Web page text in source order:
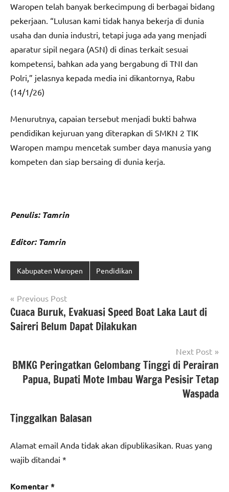
Waropen telah banyak berkecimpung di berbagai bidang
pekerjaan. “Lulusan kami tidak hanya bekerja di dunia
usaha dan dunia industri, tetapi juga ada yang menjadi
aparatur sipil negara (ASN) di dinas terkait sesuai
kompetensi, bahkan ada yang bergabung di TNI dan
Polri,” jelasnya kepada media ini dikantornya, Rabu
(14/1/26)
Menurutnya, capaian tersebut menjadi bukti bahwa
pendidikan kejuruan yang diterapkan di SMKN 2 TIK
Waropen mampu mencetak sumber daya manusia yang
kompeten dan siap bersaing di dunia kerja.
Penulis: Tamrin
Editor: Tamrin
Kabupaten Waropen Pendidikan
Navigasi
pos
Previous Post
Cuaca Buruk, Evakuasi Speed Boat Laka Laut di
Saireri Belum Dapat Dilakukan
Next Post
BMKG Peringatkan Gelombang Tinggi di Perairan
Papua, Bupati Mote Imbau Warga Pesisir Tetap
Waspada
Tinggalkan Balasan
Alamat email Anda tidak akan dipublikasikan. Ruas yang
wajib ditandai *
Komentar*